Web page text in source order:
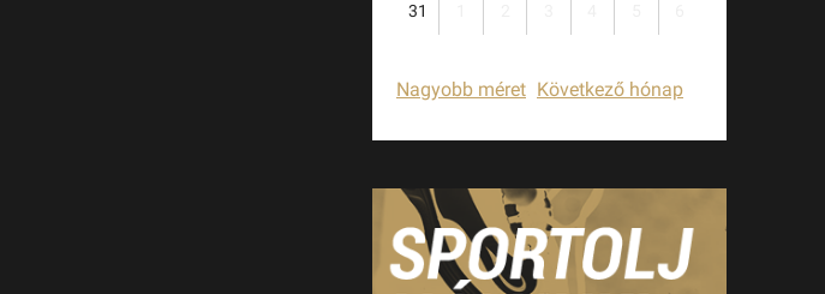
31
Nagyobb méret Következő hónap